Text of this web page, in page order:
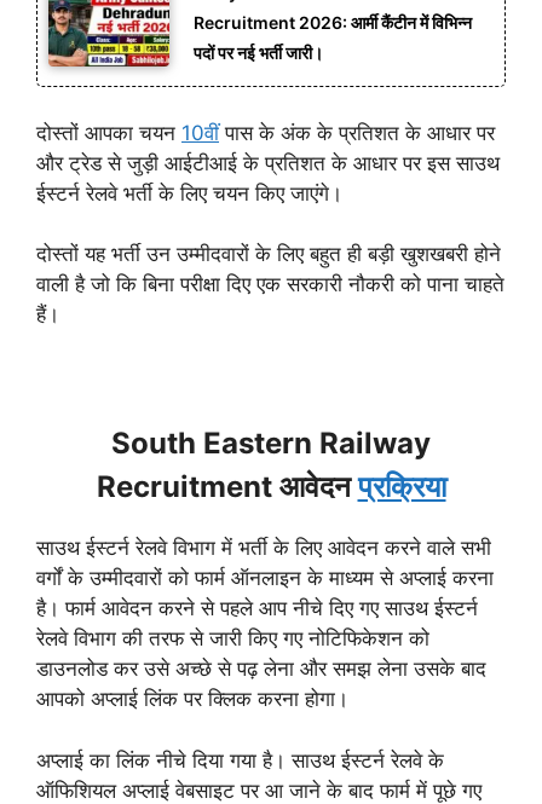
Recruitment 2026: आर्मी कैंटीन में विभिन्न
पदों पर नई भर्ती जारी।
दोस्तों आपका चयन 10वींपास के अंक के प्रतिशत के आधार पर
और ट्रेड से जुड़ी आईटीआई के प्रतिशत के आधार पर इस साउथ
ईस्टर्न रेलवे भर्ती के लिए चयन किए जाएंगे।
दोस्तों यह भर्ती उन उम्मीदवारों के लिए बहुत ही बड़ी खुशखबरी होने
वाली है जो कि बिना परीक्षा दिए एक सरकारी नौकरी को पाना चाहते
हैं।
South Eastern Railway
Recruitment आवेदनप्रक्रिया
साउथ ईस्टर्न रेलवे विभाग में भर्ती के लिए आवेदन करने वाले सभी
वर्गों के उम्मीदवारों को फार्म ऑनलाइन के माध्यम से अप्लाई करना
है। फार्म आवेदन करने से पहले आप नीचे दिए गए साउथ ईस्टर्न
रेलवे विभाग की तरफ से जारी किए गए नोटिफिकेशन को
डाउनलोड कर उसे अच्छे से पढ़ लेना और समझ लेना उसके बाद
आपको अप्लाई लिंक पर क्लिक करना होगा।
अप्लाई का लिंक नीचे दिया गया है। साउथ ईस्टर्न रेलवे के
ऑफिशियल अप्लाई वेबसाइट पर आ जाने के बाद फार्म में पूछे गए